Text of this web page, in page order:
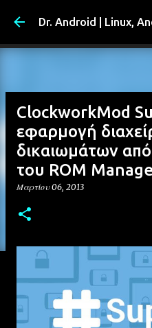
Μετάβαση στο
Dr. Android | Linux,
ClockworkMod
εφαρμογή
δικαιωμάτων
του ROM
Μαρτίου 06, 2013